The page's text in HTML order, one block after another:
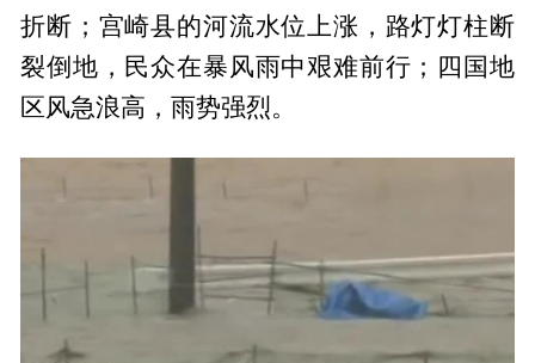
折断；宫崎县的河流水位上涨，路灯灯柱断
裂倒地，民众在暴风雨中艰难前行；四国地
区风急浪高，雨势强烈。